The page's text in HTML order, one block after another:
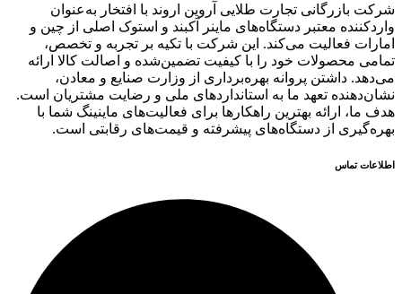
شرکت بازرگانی تجارت طلایی آروین اروند با افتخار به‌عنوان
واردکننده معتبر دستگاه‌های ماینر آکبند و استوک اصلی از چین و
امارات فعالیت می‌کند. این شرکت با تکیه بر تجربه و تخصص،
تمامی محصولات خود را با کیفیت تضمین‌شده و اصالت کالا ارائه
می‌دهد. داشتن پروانه بهره‌برداری از وزارت صنایع و معادن،
نشان‌دهنده تعهد ما به استانداردهای ملی و رضایت مشتریان است.
هدف ما، ارائه بهترین راهکارها برای فعالیت‌های ماینینگ شما با
بهره‌گیری از دستگاه‌های پیشرفته و قیمت‌های رقابتی است.
اطلاعات تماس